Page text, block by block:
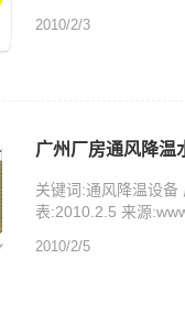
2010/2/3
广州厂房通风降温
关键词:通风降温设备
表:2010.2.5 来源
2010/2/5